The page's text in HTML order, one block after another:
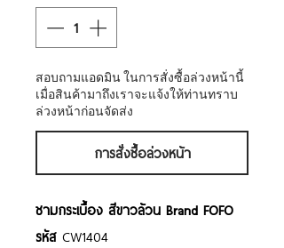
สอบถามแอดมิน ในการสั่งซื้อล่วงหน้านี้
เมื่อสินค้ามาถึงเราจะแจ้งให้ท่านทราบ
ล่วงหน้าก่อนจัดส่ง
การสั่งซื้อล่วงหน้า
ชามกระเบื้อง สีขาวล้วน Brand FOFO
รหัส CW1404